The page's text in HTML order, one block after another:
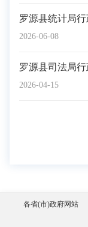
2026-06-08
罗源县统计局
2026-04-15
罗源县司法局
各省(市)政府网站